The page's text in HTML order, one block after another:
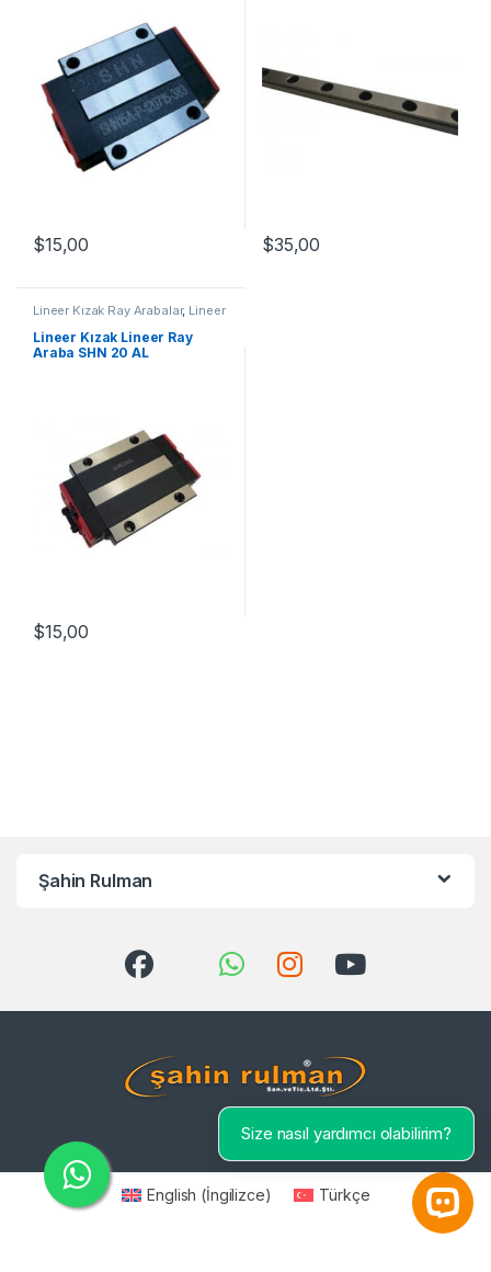
$15,00 $35,00
Lineer Kızak Ray Arabalar, Lineer
Ray Araba SHN AL Serisi
Mekanik Ürünler
Lineer Kızak Lineer Ray
Araba SHN 20 AL
$15,00
Şahin Rulman
English (İngilizce)
Türkçe
Open
Size nasıl yardımcı olabilirim?